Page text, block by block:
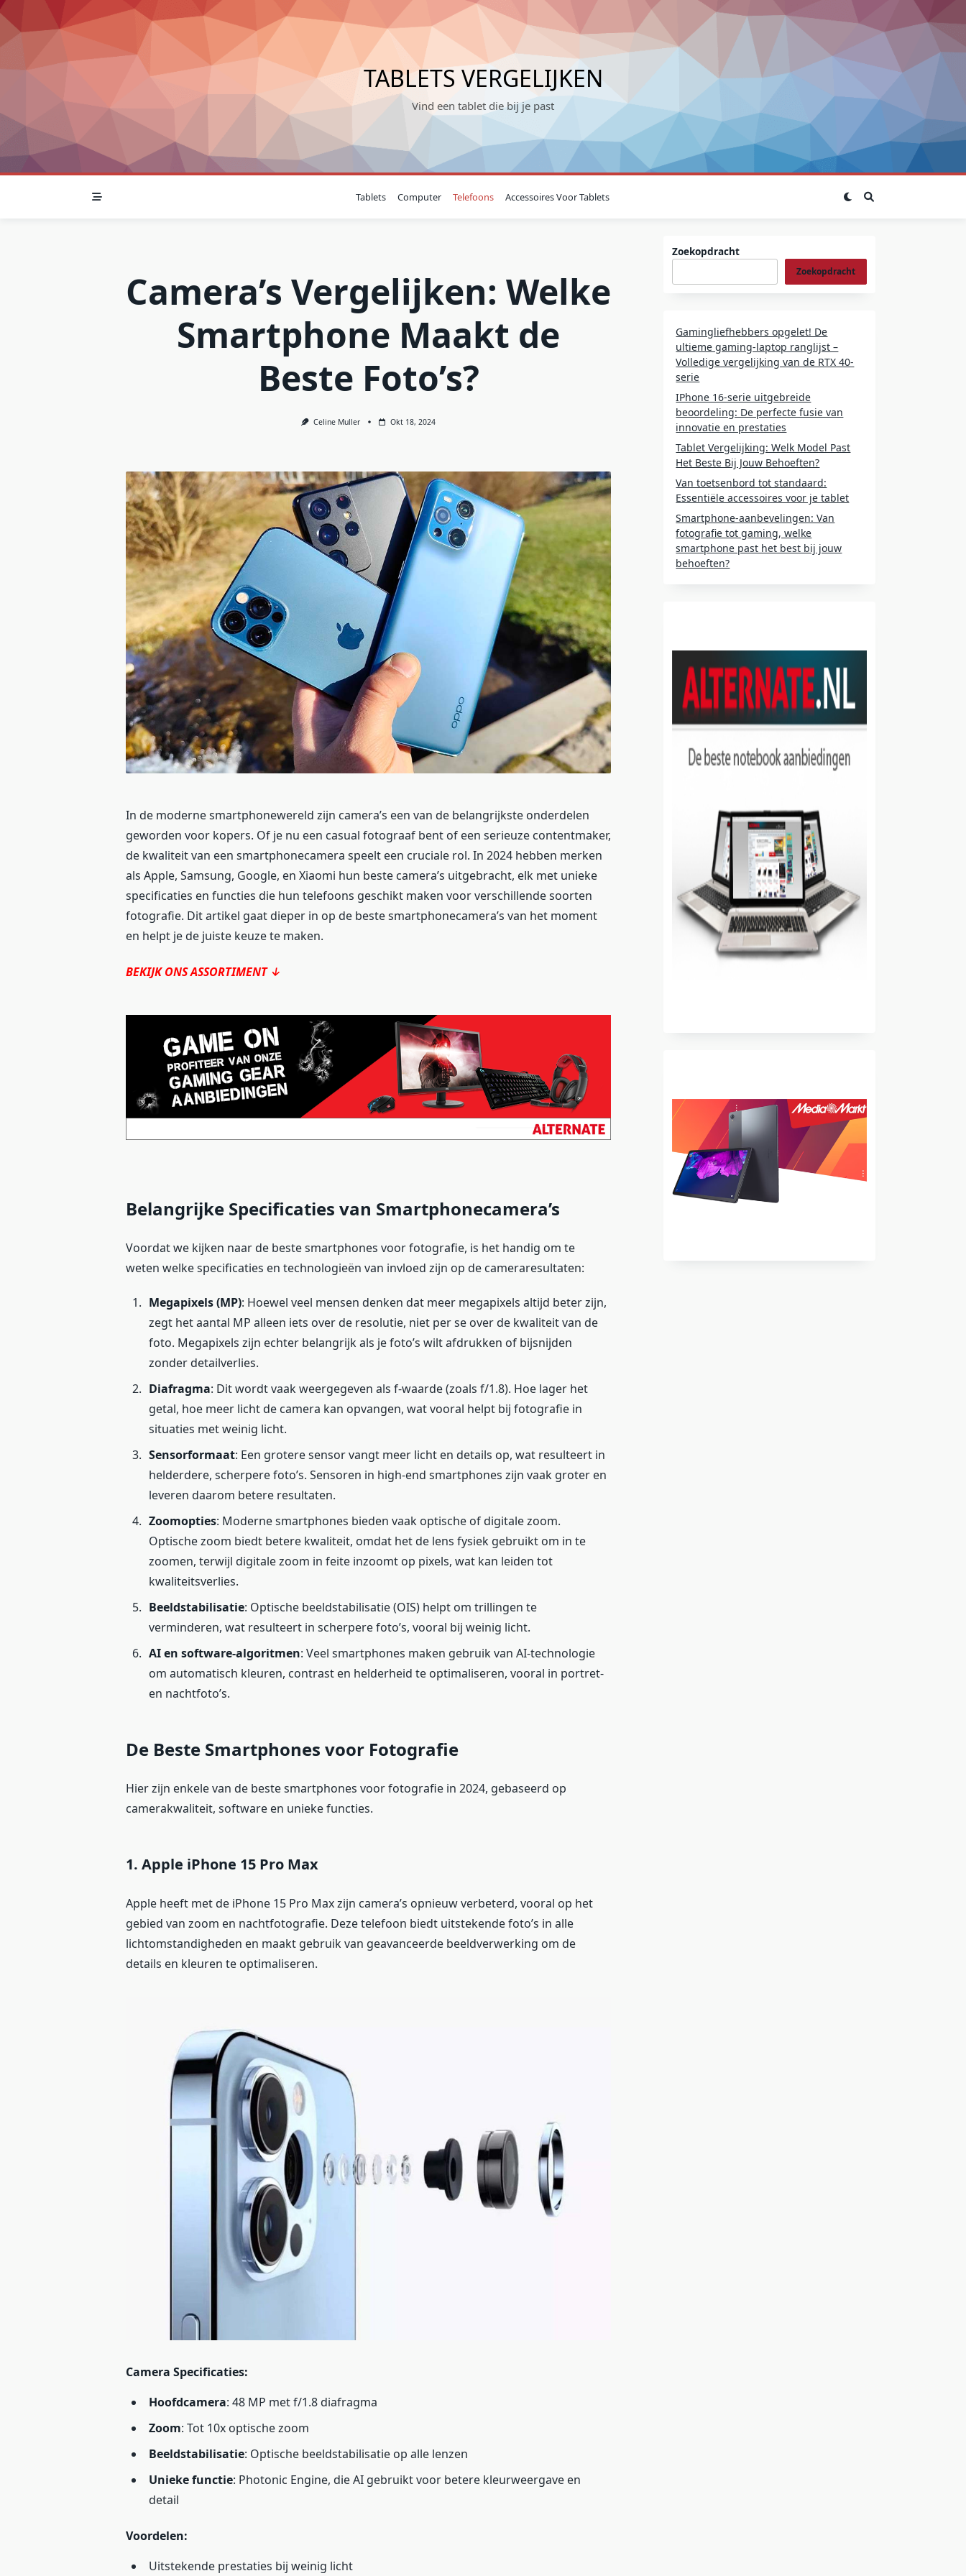
Skip
to
content
TABLETS VERGELIJKEN
Vind een tablet die bij je past
Tablets Computer Telefoons Accessoires Voor Tablets
Camera’s Vergelijken: Welke
Smartphone Maakt de
Beste Foto’s?
Celine Muller Okt 18, 2024
In de moderne smartphonewereld zijn camera’s een van de belangrijkste onderdelen
geworden voor kopers. Of je nu een casual fotograaf bent of een serieuze contentmaker,
de kwaliteit van een smartphonecamera speelt een cruciale rol. In 2024 hebben merken
als Apple, Samsung, Google, en Xiaomi hun beste camera’s uitgebracht, elk met unieke
specificaties en functies die hun telefoons geschikt maken voor verschillende soorten
fotografie. Dit artikel gaat dieper in op de beste smartphonecamera’s van het moment
en helpt je de juiste keuze te maken.
BEKIJK ONS ASSORTIMENT ↓
Belangrijke Specificaties van Smartphonecamera’s
Voordat we kijken naar de beste smartphones voor fotografie, is het handig om te
weten welke specificaties en technologieën van invloed zijn op de cameraresultaten:
Megapixels (MP): Hoewel veel mensen denken dat meer megapixels altijd beter zijn,
zegt het aantal MP alleen iets over de resolutie, niet per se over de kwaliteit van de
foto. Megapixels zijn echter belangrijk als je foto’s wilt afdrukken of bijsnijden
zonder detailverlies.
Diafragma: Dit wordt vaak weergegeven als f-waarde (zoals f/1.8). Hoe lager het
getal, hoe meer licht de camera kan opvangen, wat vooral helpt bij fotografie in
situaties met weinig licht.
Sensorformaat: Een grotere sensor vangt meer licht en details op, wat resulteert in
helderdere, scherpere foto’s. Sensoren in high-end smartphones zijn vaak groter en
leveren daarom betere resultaten.
Zoomopties: Moderne smartphones bieden vaak optische of digitale zoom.
Optische zoom biedt betere kwaliteit, omdat het de lens fysiek gebruikt om in te
zoomen, terwijl digitale zoom in feite inzoomt op pixels, wat kan leiden tot
kwaliteitsverlies.
Beeldstabilisatie: Optische beeldstabilisatie (OIS) helpt om trillingen te
verminderen, wat resulteert in scherpere foto’s, vooral bij weinig licht.
AI en software-algoritmen: Veel smartphones maken gebruik van AI-technologie
om automatisch kleuren, contrast en helderheid te optimaliseren, vooral in portret-
en nachtfoto’s.
De Beste Smartphones voor Fotografie
Hier zijn enkele van de beste smartphones voor fotografie in 2024, gebaseerd op
camerakwaliteit, software en unieke functies.
1.Apple iPhone 15 Pro Max
Apple heeft met de iPhone 15 Pro Max zijn camera’s opnieuw verbeterd, vooral op het
gebied van zoom en nachtfotografie. Deze telefoon biedt uitstekende foto’s in alle
lichtomstandigheden en maakt gebruik van geavanceerde beeldverwerking om de
details en kleuren te optimaliseren.
Camera Specificaties:
Hoofdcamera: 48 MP met f/1.8 diafragma
Zoom: Tot 10x optische zoom
Beeldstabilisatie: Optische beeldstabilisatie op alle lenzen
Unieke functie: Photonic Engine, die AI gebruikt voor betere kleurweergave en
detail
Voordelen:
Uitstekende prestaties bij weinig licht
Zoekopdracht
Zoekopdracht
Gamingliefhebbers opgelet! De
ultieme gaming-laptop ranglijst –
Volledige vergelijking van de RTX 40-
serie
IPhone 16-serie uitgebreide
beoordeling: De perfecte fusie van
innovatie en prestaties
Tablet Vergelijking: Welk Model Past
Het Beste Bij Jouw Behoeften?
Van toetsenbord tot standaard:
Essentiële accessoires voor je tablet
Smartphone-aanbevelingen: Van
fotografie tot gaming, welke
smartphone past het best bij jouw
behoeften?